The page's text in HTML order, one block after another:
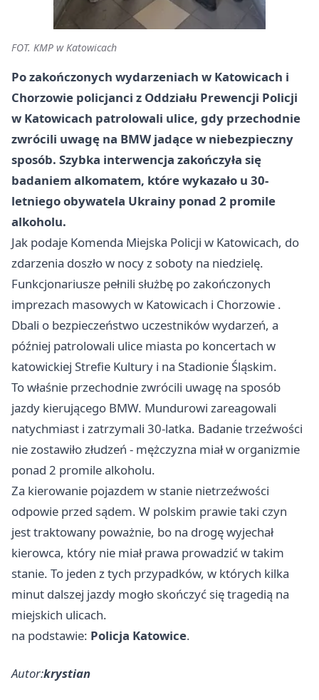
FOT. KMP w Katowicach
Po zakończonych wydarzeniach w Katowicach i
Chorzowie policjanci z Oddziału Prewencji Policji
w Katowicach patrolowali ulice, gdy przechodnie
zwrócili uwagę na BMW jadące w niebezpieczny
sposób. Szybka interwencja zakończyła się
badaniem alkomatem, które wykazało u 30-
letniego obywatela Ukrainy ponad 2 promile
alkoholu.
Jak podaje Komenda Miejska Policji w Katowicach, do
zdarzenia doszło w nocy z soboty na niedzielę.
Funkcjonariusze pełnili służbę po zakończonych
imprezach masowych w Katowicach i Chorzowie .
Dbali o bezpieczeństwo uczestników wydarzeń, a
później patrolowali ulice miasta po koncertach w
katowickiej Strefie Kultury i na Stadionie Śląskim.
To właśnie przechodnie zwrócili uwagę na sposób
jazdy kierującego BMW. Mundurowi zareagowali
natychmiast i zatrzymali 30-latka. Badanie trzeźwości
nie zostawiło złudzeń - mężczyzna miał w organizmie
ponad 2 promile alkoholu.
Za kierowanie pojazdem w stanie nietrzeźwości
odpowie przed sądem. W polskim prawie taki czyn
jest traktowany poważnie, bo na drogę wyjechał
kierowca, który nie miał prawa prowadzić w takim
stanie. To jeden z tych przypadków, w których kilka
minut dalszej jazdy mogło skończyć się tragedią na
miejskich ulicach.
na podstawie: Policja Katowice.
Autor:krystian